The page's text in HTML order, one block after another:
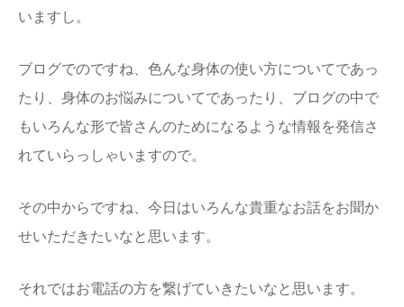
いますし。
ブログでのですね、色んな身体の使い方についてであっ
たり、身体のお悩みについてであったり、ブログの中で
もいろんな形で皆さんのためになるような情報を発信さ
れていらっしゃいますので。
その中からですね、今日はいろんな貴重なお話をお聞か
せいただきたいなと思います。
それではお電話の方を繋げていきたいなと思います。